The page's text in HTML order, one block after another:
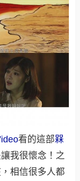
看的這部槑
我很懷念！之
相信很多人都